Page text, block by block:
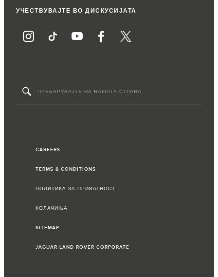
УЧЕСТВУВАЈТЕ ВО ДИСКУСИЈАТА
CAREERS
TERMS & CONDITIONS
ПОЛИТИКА ЗА ПРИВАТНОСТ
КОЛАЧИЊА
SITEMAP
JAGUAR LAND ROVER CORPORATE